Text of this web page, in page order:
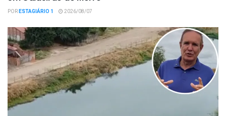
PORESTAGIÁRIO 1 2026/08/07